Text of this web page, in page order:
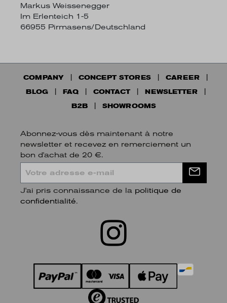
Markus Weissenegger
Im Erlenteich 1-5
66955 Pirmasens/Deutschland
COMPANY CONCEPT STORES
CAREER
BLOG
FAQ CONTACT
NEWSLETTER
B2B
SHOWROOMS
Abonnez-vous dès maintenant à notre
newsletter et recevez en remerciement un
bon d'achat de 20 €.
J'ai pris connaissance de la politique de
confidentialité.